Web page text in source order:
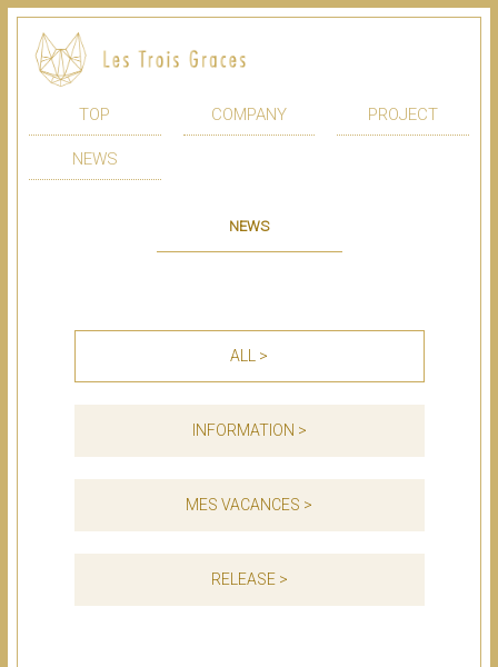
TOP COMPANY PROJECT
NEWS
NEWS
ALL >
INFORMATION >
MES VACANCES >
RELEASE >